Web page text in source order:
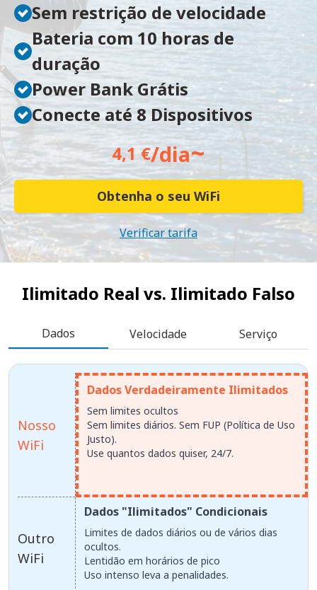
Sem restrição de velocidade
Bateria com 10 horas de
duração
Power Bank Grátis
Conecte até 8 Dispositivos
4,1 €/dia~
Obtenha o seu WiFi
Verificar tarifa
Ilimitado Real vs. Ilimitado Falso
Dados Velocidade Serviço
Nosso
WiFi
Outro
WiFi
Dados Verdadeiramente Ilimitados
Sem limites ocultos
Sem limites diários. Sem FUP (Política de Uso
Justo).
Use quantos dados quiser, 24/7.
Dados "Ilimitados" Condicionais
Limites de dados diários ou de vários dias
ocultos.
Lentidão em horários de pico
Uso intenso leva a penalidades.